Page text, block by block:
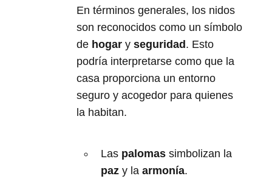
En términos generales, los nidos
son reconocidos como un símbolo
de hogar y seguridad. Esto
podría interpretarse como que la
casa proporciona un entorno
seguro y acogedor para quienes
la habitan.
Las palomas simbolizan la
paz y la armonía.